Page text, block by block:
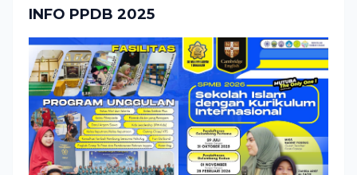
INFO PPDB 2025